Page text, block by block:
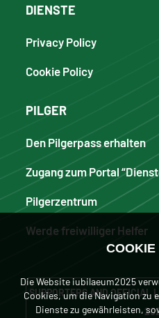
DIENSTE
Privacy Policy
Cookie Policy
PILGER
Den Pilgerpass erhalten
Zugang zum Portal
Pilgerzentrum
Werde freiwilliger Helfer
SUPPORTERS AND OFFICIAL
COOKIE
Die Website iubilaeum2025
Cookies, um die Navigation zu
Dienste zu gewährleisten,